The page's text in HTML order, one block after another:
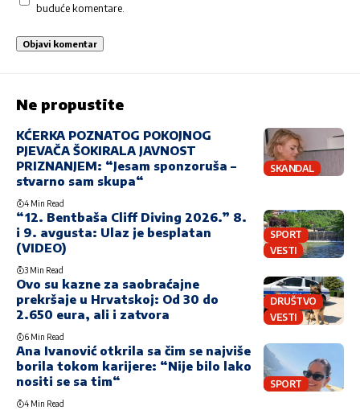
buduće komentare.
Ne propustite
SKANDAL
KĆERKA POZNATOG POKOJNOG
PJEVAČA ŠOKIRALA JAVNOST
PRIZNANJEM: “Jesam sponzoruša –
stvarno sam skupa“
4 Min Read
SPORT
VESTI
“12. Bentbaša Cliff Diving 2026.” 8.
i 9. avgusta: Ulaz je besplatan
(VIDEO)
3 Min Read
DRUŠTVO
VESTI
Ovo su kazne za saobraćajne
prekršaje u Hrvatskoj: Od 30 do
2.650 eura, ali i zatvora
6 Min Read
SPORT
Ana Ivanović otkrila sa čim se najviše
borila tokom karijere: “Nije bilo lako
nositi se sa tim“
4 Min Read